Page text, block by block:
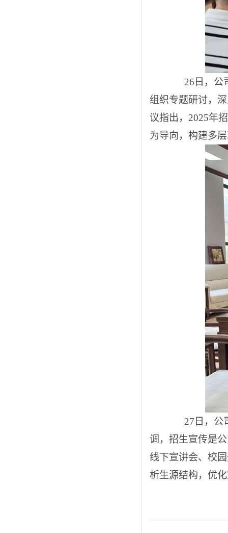
26日，公司
组织专题研讨，
议指出，2025年
为导向，构建多
27日，公司
调，招生宣传是
线下宣讲会、校
析生源结构，优